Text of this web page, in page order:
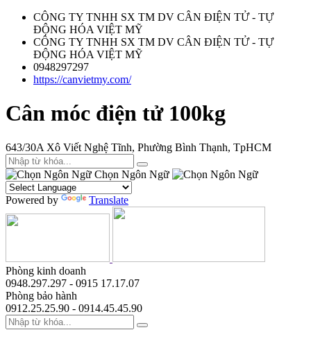
CÔNG TY TNHH SX TM DV CÂN ĐIỆN TỬ - TỰ
ĐỘNG HÓA VIỆT MỸ
CÔNG TY TNHH SX TM DV CÂN ĐIỆN TỬ - TỰ
ĐỘNG HÓA VIỆT MỸ
0948297297
https://canvietmy.com/
Cân móc điện tử 100kg
643/30A Xô Viết Nghệ Tĩnh, Phường Bình Thạnh, TpHCM
Chọn Ngôn Ngữ
Powered by Translate
Phòng kinh doanh
0948.297.297 - 0915 17.17.07
Phòng bảo hành
0912.25.25.90 - 0914.45.45.90